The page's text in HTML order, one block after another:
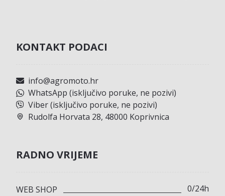
KONTAKT PODACI
info@agromoto.hr
WhatsApp (isključivo poruke, ne pozivi)
Viber (isključivo poruke, ne pozivi)
Rudolfa Horvata 28, 48000 Koprivnica
RADNO VRIJEME
WEB SHOP
0/24h